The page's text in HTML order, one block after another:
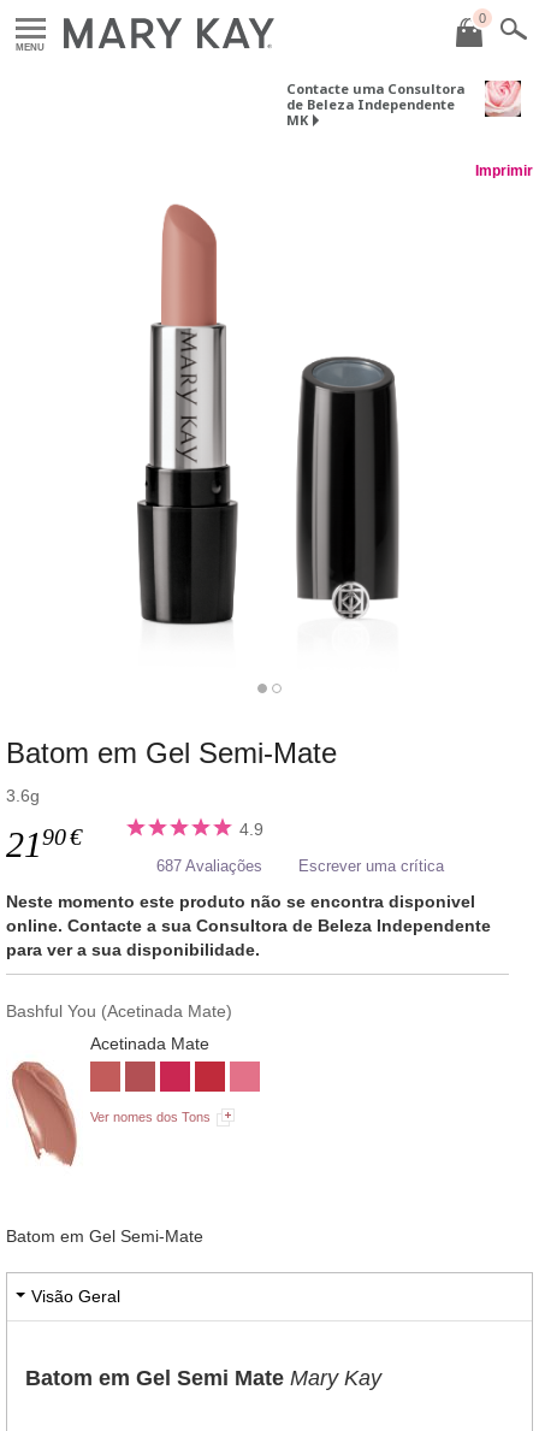
MENU
0
Contacte uma Consultora
de Beleza Independente
MK
Imprimir
Batom em Gel Semi-Mate
3.6g
2190€ 4.9
687 Avaliações Escrever uma crítica
Neste momento este produto não se encontra disponivel
online. Contacte a sua Consultora de Beleza Independente
para ver a sua disponibilidade.
Bashful You (Acetinada Mate)
Acetinada Mate
Ver nomes dos Tons
Batom em Gel Semi-Mate
Visão Geral
Batom em Gel Semi Mate Mary Kay